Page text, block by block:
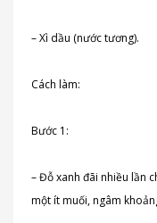
– Xì dầu (nước tương).
Cách làm:
Bước 1:
– Đỗ xanh đãi nhiều lần
một ít muối, ngâm